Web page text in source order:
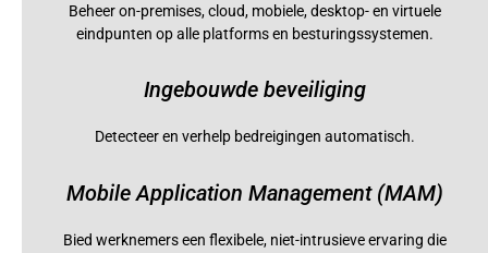
Beheer on-premises, cloud, mobiele, desktop- en virtuele
eindpunten op alle platforms en besturingssystemen.
Ingebouwde beveiliging
Detecteer en verhelp bedreigingen automatisch.
Mobile Application Management (MAM)
Bied werknemers een flexibele, niet-intrusieve ervaring die